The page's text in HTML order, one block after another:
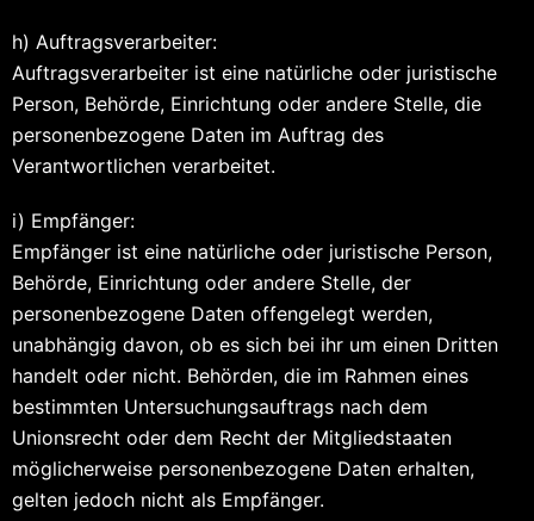
h) Auftragsverarbeiter:
Auftragsverarbeiter ist eine natürliche oder juristische
Person, Behörde, Einrichtung oder andere Stelle, die
personenbezogene Daten im Auftrag des
Verantwortlichen verarbeitet.
i) Empfänger:
Empfänger ist eine natürliche oder juristische Person,
Behörde, Einrichtung oder andere Stelle, der
personenbezogene Daten offengelegt werden,
unabhängig davon, ob es sich bei ihr um einen Dritten
handelt oder nicht. Behörden, die im Rahmen eines
bestimmten Untersuchungsauftrags nach dem
Unionsrecht oder dem Recht der Mitgliedstaaten
möglicherweise personenbezogene Daten erhalten,
gelten jedoch nicht als Empfänger.